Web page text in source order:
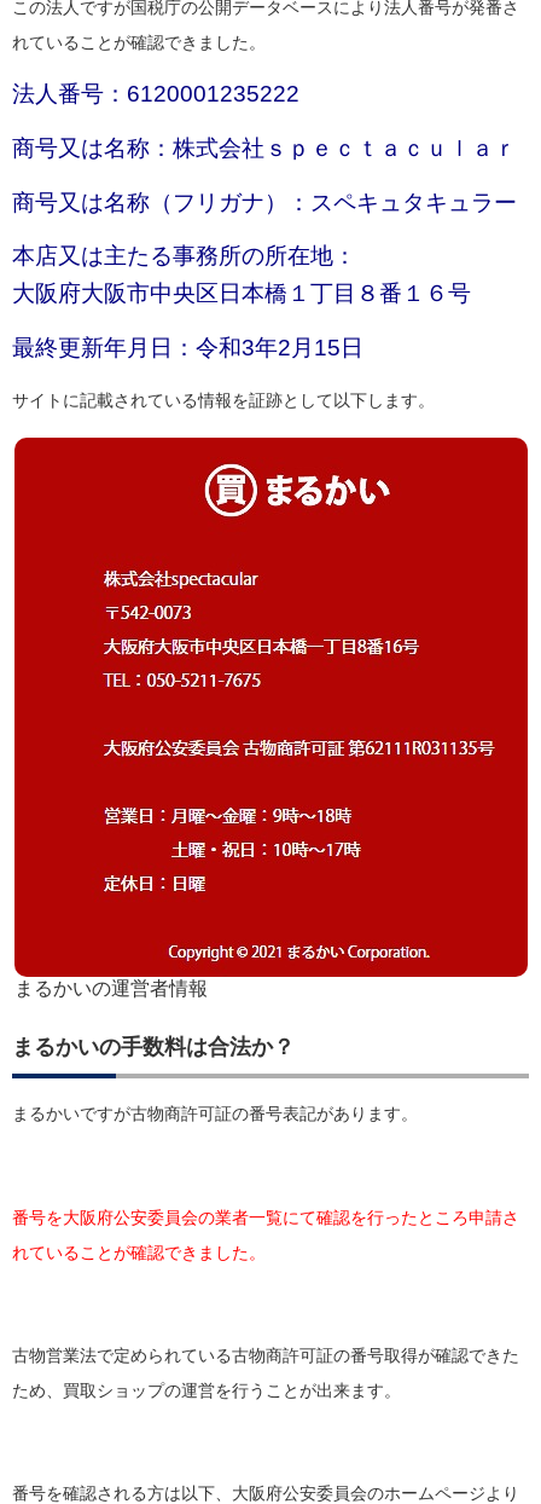
この法人ですが国税庁の公開データベースにより法人番号が発番さ
れていることが確認できました。
法人番号：6120001235222
商号又は名称：株式会社ｓｐｅｃｔａｃｕｌａｒ
商号又は名称（フリガナ）：スペキュタキュラー
本店又は主たる事務所の所在地：
大阪府大阪市中央区日本橋１丁目８番１６号
最終更新年月日：令和3年2月15日
サイトに記載されている情報を証跡として以下します。
まるかいの運営者情報
まるかいの手数料は合法か？
まるかいですが古物商許可証の番号表記があります。
番号を大阪府公安委員会の業者一覧にて確認を行ったところ申請さ
れていることが確認できました。
古物営業法で定められている古物商許可証の番号取得が確認できた
ため、買取ショップの運営を行うことが出来ます。
番号を確認される方は以下、大阪府公安委員会のホームページより